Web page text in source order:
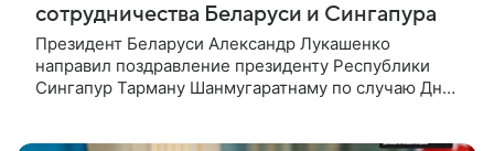
сотрудничества Беларуси и Сингапура
Президент Беларуси Александр Лукашенко
направил поздравление президенту Республики
Сингапур Тарману Шанмугаратнаму по случаю Дня